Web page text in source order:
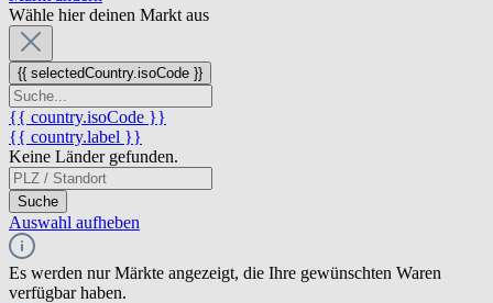
Wähle hier deinen Markt aus
{{ selectedCountry.isoCode }}
{{ country.isoCode }}
{{ country.label }}
Keine Länder gefunden.
Suche
Auswahl aufheben
Es werden nur Märkte angezeigt, die Ihre gewünschten Waren
verfügbar haben.